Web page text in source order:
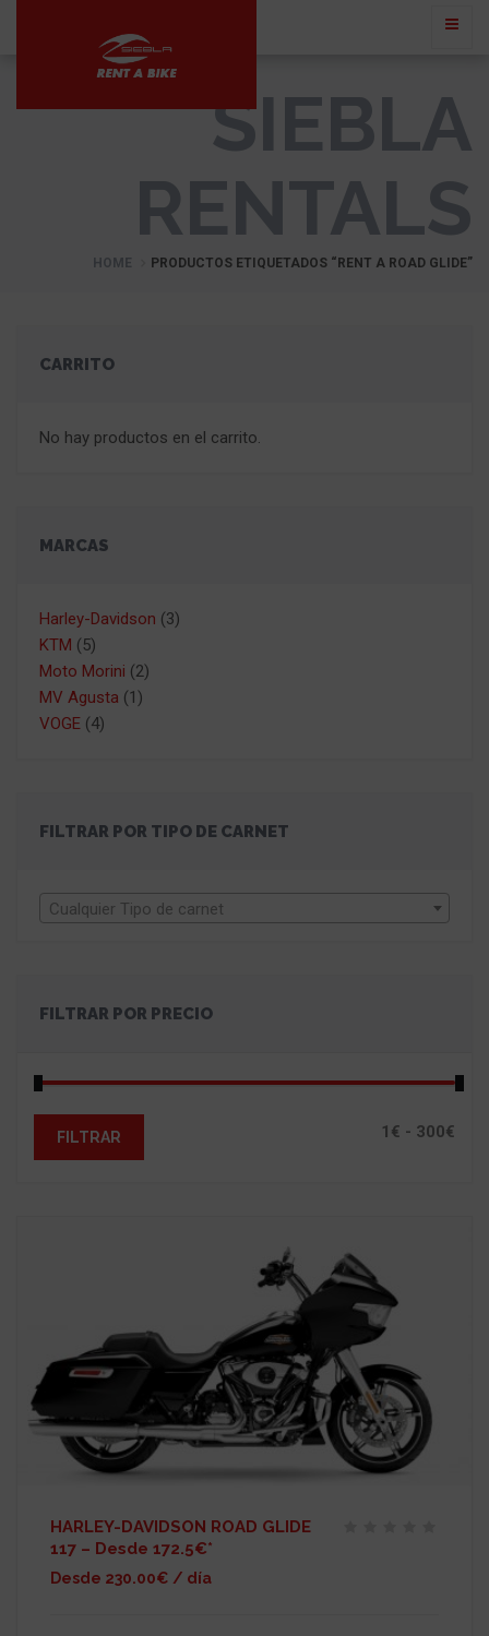
SIEBLA
RENTALS
HOME PRODUCTOS ETIQUETADOS “RENT A ROAD GLIDE”
CARRITO
No hay productos en el carrito.
MARCAS
Harley-Davidson (3)
KTM (5)
Moto Morini (2)
MV Agusta (1)
VOGE (4)
FILTRAR POR TIPO DE CARNET
Cualquier Tipo de carnet
FILTRAR POR PRECIO
FILTRAR
HARLEY-DAVIDSON ROAD GLIDE
117 – Desde 172.5€*
Desde 230.00€ / día